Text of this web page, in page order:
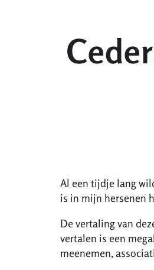
Al een tijdje lang
is in mijn hersenen
De vertaling van
vertalen is een
meenemen,